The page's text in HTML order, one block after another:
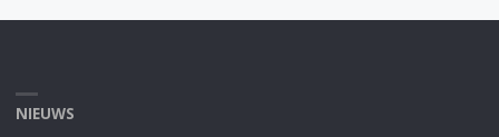
NIEUWS